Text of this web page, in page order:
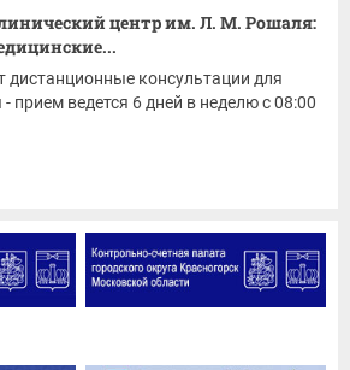
центр им. Л. М. Рошаля:
дистанционные консультации для
- прием ведется 6 дней в неделю с 08:00